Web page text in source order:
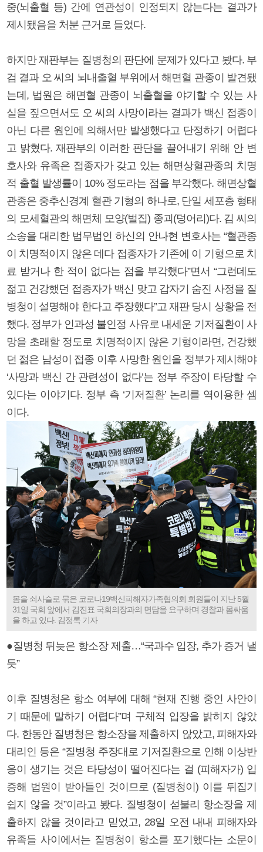
중(뇌출혈 등) 간에 연관성이 인정되지 않는다는 결과가
제시됐음을 처분 근거로 들었다.
하지만 재판부는 질병청의 판단에 문제가 있다고 봤다. 부
검 결과 오 씨의 뇌내출혈 부위에서 해면혈 관종이 발견됐
는데, 법원은 해면혈 관종이 뇌출혈을 야기할 수 있는 사
실을 짚으면서도 오 씨의 사망이라는 결과가 백신 접종이
아닌 다른 원인에 의해서만 발생했다고 단정하기 어렵다
고 밝혔다. 재판부의 이러한 판단을 끌어내기 위해 안 변
호사와 유족은 접종자가 갖고 있는 해면상혈관종의 치명
적 출혈 발생률이 10% 정도라는 점을 부각했다. 해면상혈
관종은 중추신경계 혈관 기형의 하나로, 단일 세포층 형태
의 모세혈관의 해면체 모양(벌집) 종괴(덩어리)다. 김 씨의
소송을 대리한 법무법인 하신의 안나현 변호사는 “혈관종
이 치명적이지 않은 데다 접종자가 기존에 이 기형으로 치
료 받거나 한 적이 없다는 점을 부각했다”면서 “그런데도
젊고 건강했던 접종자가 백신 맞고 갑자기 숨진 사정을 질
병청이 설명해야 한다고 주장했다”고 재판 당시 상황을 전
했다. 정부가 인과성 불인정 사유로 내세운 기저질환이 사
망을 초래할 정도로 치명적이지 않은 기형이라면, 건강했
던 젊은 남성이 접종 이후 사망한 원인을 정부가 제시해야
‘사망과 백신 간 관련성이 없다’는 정부 주장이 타당할 수
있다는 이야기다. 정부 측 ‘기저질환’ 논리를 역이용한 셈
이다.
몸을 쇠사슬로 묶은 코로나19백신피해자가족협의회 회원들이 지난 5월
31일 국회 앞에서 김진표 국회의장과의 면담을 요구하며 경찰과 몸싸움
을 하고 있다. 김정록 기자
●질병청 뒤늦은 항소장 제출…“국과수 입장, 추가 증거 낼
듯”
이후 질병청은 항소 여부에 대해 “현재 진행 중인 사안이
기 때문에 말하기 어렵다”며 구체적 입장을 밝히지 않았
다. 한동안 질병청은 항소장을 제출하지 않았고, 피해자와
대리인 등은 “질병청 주장대로 기저질환으로 인해 이상반
응이 생기는 것은 타당성이 떨어진다는 걸 (피해자가) 입
증해 법원이 받아들인 것이므로 (질병청이) 이를 뒤집기
쉽지 않을 것”이라고 봤다. 질병청이 섣불리 항소장을 제
출하지 않을 것이라고 믿었고, 28일 오전 내내 피해자와
유족들 사이에서는 질병청이 항소를 포기했다는 소문이